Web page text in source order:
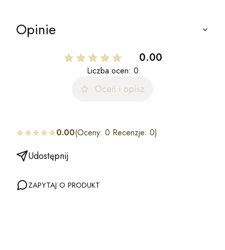
Opinie
0.00
Liczba ocen: 0
Oceń i opisz
0.00(Oceny: 0 Recenzje: 0)
Udostępnij
ZAPYTAJ O PRODUKT